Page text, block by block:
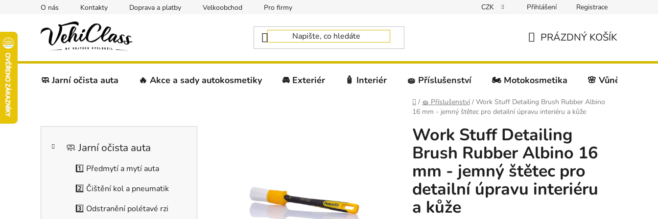
O nás Kontakty Doprava a platby Velkoobchod Pro firmy CZK Přihlášení Registrace
PRÁZDNÝ KOŠÍK
🧼 Jarní očista auta 🔥 Akce a sady autokosmetiky 🚘 Exteriér 🧴 Interiér 🧽 Příslušenství 🏍️ Motokosmetika 🌸 Vůně do auta
Domů
/ 🧽 Příslušenství / Work Stuff Detailing Brush Rubber Albino
16 mm - jemný štětec pro detailní úpravu interiéru a kůže
P
kategorie
K
🧼 Jarní očista auta
1️⃣ Předmytí a mytí auta
2️⃣ Čištění kol a pneumatik
3️⃣ Odstranění polétavé rzi
Work Stuff Detailing
Brush Rubber Albino 16
mm - jemný štětec pro
detailní úpravu interiéru
a kůže